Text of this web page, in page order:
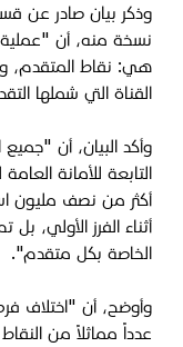
وذكر بيان صادر عن
نسخة منه، أن "عملية
هي: نقاط المتقدم،
القناة التي شملها
وأكد البيان، أن
التابعة للأمانة
أكثر من نصف مليون
أثناء الفرز الأولي،
الخاصة بكل متقدم".
وأوضح، أن "اختلاف
عدداً مماثلاً من